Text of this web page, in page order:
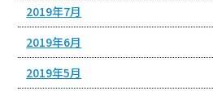
2019年7月
2019年6月
2019年5月